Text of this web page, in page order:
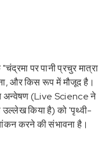
पर पानी प्रचुर मात्रा
और किस रूप में मौजूद है।
अन्वेषण (Live Science ने
उल्लेख किया है) को 'पृथ्वी-
करने की संभावना है।